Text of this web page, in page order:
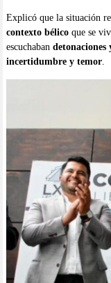
Explicó que la situación
contexto bélicoque se
escuchaban detonaciones
incertidumbre y temor.